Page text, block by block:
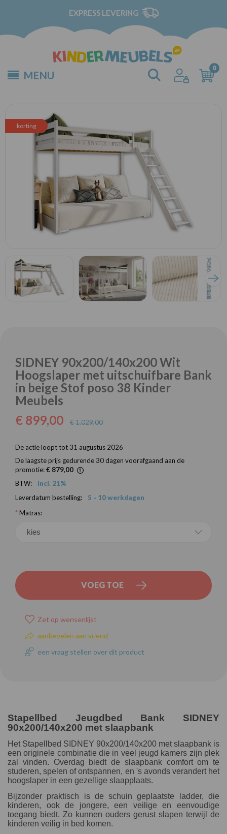
EXPRESS LEVERING
MENU
korting
SIDNEY 90x200/140x200 Wit
Hoogslaper met uitschuifbare Bank
in beige Stof poso 38 Kinder
Meubels
€ 899,00
€ 1.029,00
De actie loopt tot 31 augustus 2026
De laagste prijs gedurende 30 dagen voorafgaand aan de
promotie:€ 879,00
BTW:
Incl. 21%
Leverdatum bestelling:
5 - 10 werkdagen
* Matras:
VOEG TOE
Zet op wensenlijst
aanbevelen aan vriend
een vraag stellen over dit product
Stapellbed Jeugdbed Bank SIDNEY
90x200/140x200 met slaapbank
Het Stapellbed SIDNEY 90x200/140x200 met slaapbank is
een originele combinatie die in veel jeugd kamers zijn plek
zal vinden. Overdag biedt de slaapbank comfort om te
studeren, spelen of ontspannen, en 's avonds verandert het
hoogslaper in een gezellige slaapplaats.
Bijzonder praktisch is de schuin geplaatste ladder, die
kinderen, ook de jongere, een veilige en eenvoudige
toegang biedt. Zo kunnen ouders gerust slapen terwijl de
kinderen veilig in bed komen.